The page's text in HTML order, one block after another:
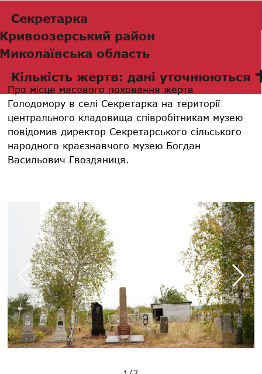
Секретарка
Кривоозерський район
Миколаївська область
Кількість жертв: дані уточнюються
Про місце масового поховання жертв
Голодомору в селі Секретарка на території
центрального кладовища співробітникам музею
повідомив директор Секретарського сільського
народного краєзнавчого музею Богдан
Васильович Гвоздяниця.